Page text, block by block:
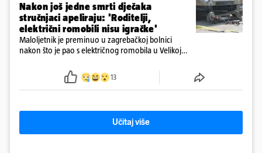
Nakon još jedne smrti dječaka
stručnjaci apeliraju: 'Roditelji,
električni romobili nisu igračke'
Maloljetnik je preminuo u zagrebačkoj bolnici
nakon što je pao s električnog romobila u Velikoj
13
Učitaj više